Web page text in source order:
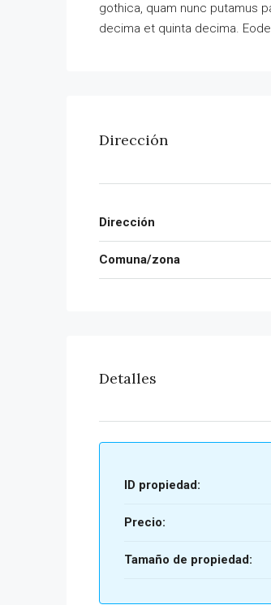
gothica, quam nunc putamus
decima et quinta decima.
Dirección
Dirección
Comuna/zona
Detalles
ID propiedad:
Precio:
Tamaño de propiedad: